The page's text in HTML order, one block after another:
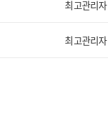
최고관리자
최고관리자